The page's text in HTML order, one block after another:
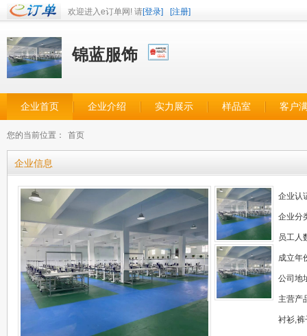
欢迎进入e订单网! 请[登录] [注册]
锦蓝服饰
企业首页 企业介绍 实力展示 样品室 客户
您的当前位置： 首页
企业信息
企业认
企业分
员工人
成立年
公司地
主营产
衬衫,裤